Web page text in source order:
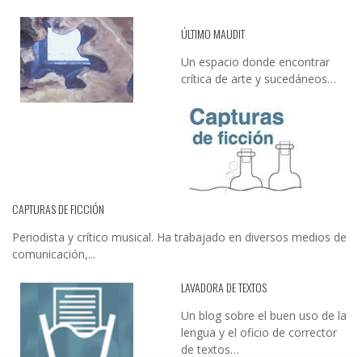
ÚLTIMO MAUDIT
Un espacio donde encontrar
crítica de arte y sucedáneos…
CAPTURAS DE FICCIÓN
Periodista y crítico musical. Ha trabajado en diversos medios de
comunicación,...
LAVADORA DE TEXTOS
Un blog sobre el buen uso de la
lengua y el oficio de corrector
de textos…